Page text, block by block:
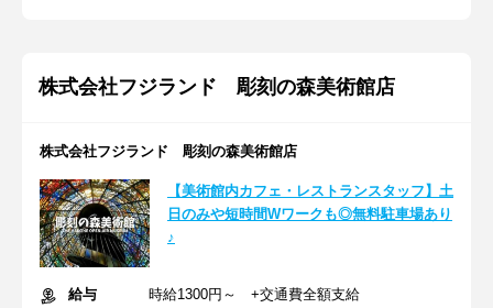
株式会社フジランド 彫刻の森美術館店
株式会社フジランド 彫刻の森美術館店
【美術館内カフェ・レストランスタッフ】土
日のみや短時間Wワークも◎無料駐車場あり
♪
給与
時給1300円～ +交通費全額支給